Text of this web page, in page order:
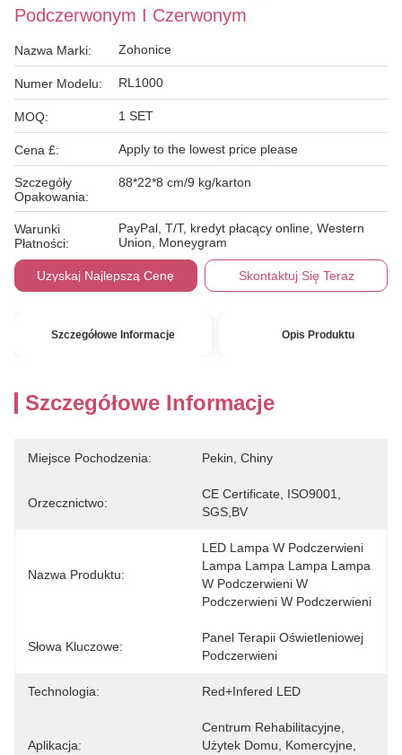
Podczerwonym I Czerwonym
Nazwa Marki: Zohonice
Numer Modelu: RL1000
MOQ: 1 SET
Cena £: Apply to the lowest price please
Szczegóły
Opakowania:
88*22*8 cm/9 kg/karton
Warunki
Płatności:
PayPal, T/T, kredyt płacący online, Western
Union, Moneygram
Uzyskaj Najlepszą Cenę Skontaktuj Się Teraz
Szczegółowe Informacje Opis Produktu
Szczegółowe Informacje
Miejsce Pochodzenia: Pekin, Chiny
Orzecznictwo:
CE Certificate, ISO9001,
SGS,BV
Nazwa Produktu:
LED Lampa W Podczerwieni
Lampa Lampa Lampa Lampa
W Podczerwieni W
Podczerwieni W Podczerwieni
Słowa Kluczowe:
Panel Terapii Oświetleniowej
Podczerwieni
Technologia: Red+Infered LED
Aplikacja:
Centrum Rehabilitacyjne,
Użytek Domu, Komercyjne,